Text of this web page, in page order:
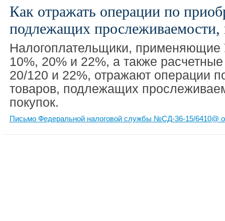
Как отражать операции по
подлежащих прослеживаемости,
Налогоплательщики,
10%, 20% и 22%, а также
20/120 и 22%, отражают операции
товаров, подлежащих
покупок.
Письмо Федеральной налоговой службы №СД-36-15/6410@